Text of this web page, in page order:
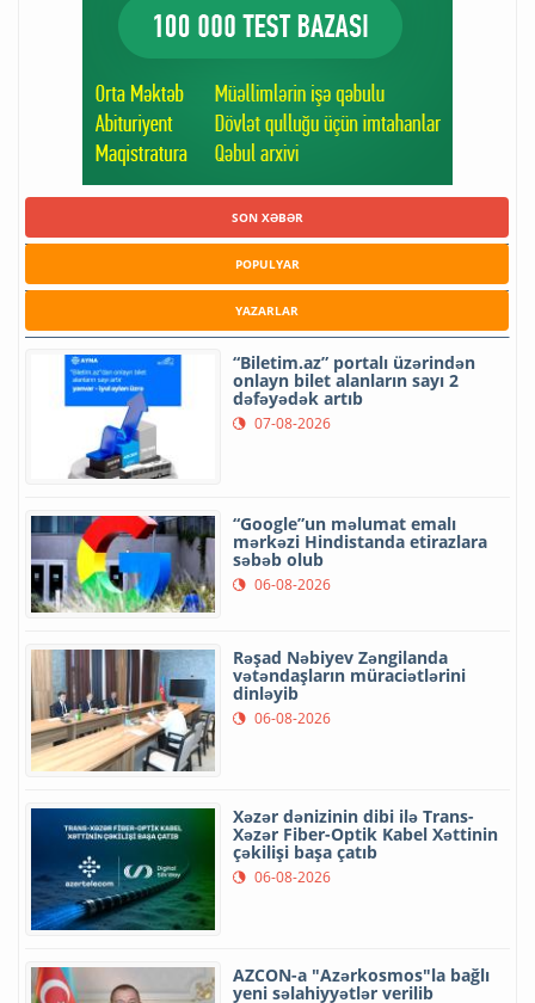
SON XƏBƏR
POPULYAR
YAZARLAR
“Biletim.az” portalı üzərindən
onlayn bilet alanların sayı 2
dəfəyədək artıb
07-08-2026
“Google”un məlumat emalı
mərkəzi Hindistanda etirazlara
səbəb olub
06-08-2026
Rəşad Nəbiyev Zəngilanda
vətəndaşların müraciətlərini
dinləyib
06-08-2026
Xəzər dənizinin dibi ilə Trans-
Xəzər Fiber-Optik Kabel Xəttinin
çəkilişi başa çatıb
06-08-2026
AZCON-a "Azərkosmos"la bağlı
yeni səlahiyyətlər verilib